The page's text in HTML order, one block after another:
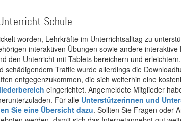
worden, Lehrkräfte im Unterrichtsalltag zu
interaktiven Übungen sowie andere
den Unterricht mit Tablets bereichern und
schädigendem Traffic wurde allerdings die
entgegenzukommen, die sich weiterhin eine
eingerichtet. Angemeldete Mitglieder
Für alle Unterstützerinnen und
Sie eine Übersicht dazu. Sollten Sie Fragen oder